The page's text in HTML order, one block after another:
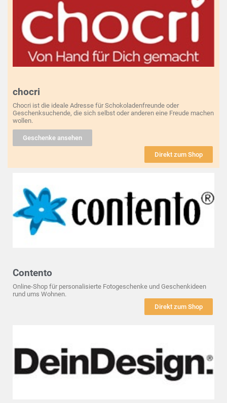
chocri
Chocri ist die ideale Adresse für Schokoladenfreunde oder
Geschenksuchende, die sich selbst oder anderen eine Freude machen
wollen.
Geschenke ansehen
Direkt zum Shop
Contento
Online-Shop für personalisierte Fotogeschenke und Geschenkideen
rund ums Wohnen.
Direkt zum Shop